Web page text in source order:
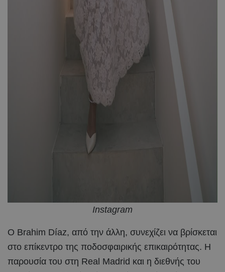
Instagram
Ο Brahim Díaz, από την άλλη, συνεχίζει να βρίσκεται
στο επίκεντρο της ποδοσφαιρικής επικαιρότητας. Η
παρουσία του στη Real Madrid και η διεθνής του